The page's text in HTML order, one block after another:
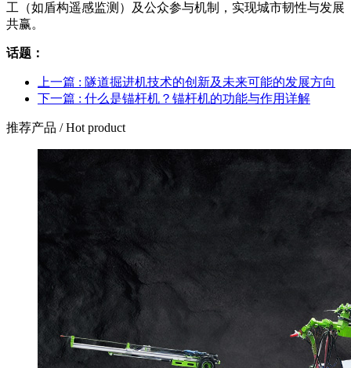
工（如盾构遥感监测）及公众参与机制，实现城市韧性与发展
共赢。
话题：
上一篇 : 隧道掘进机技术的创新及未来可能的发展方向
下一篇 : 什么是锚杆机？锚杆机的功能与作用详解
推荐产品 / Hot product